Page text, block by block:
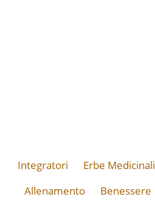
Integratori Erbe Medicinali
Allenamento
Benessere